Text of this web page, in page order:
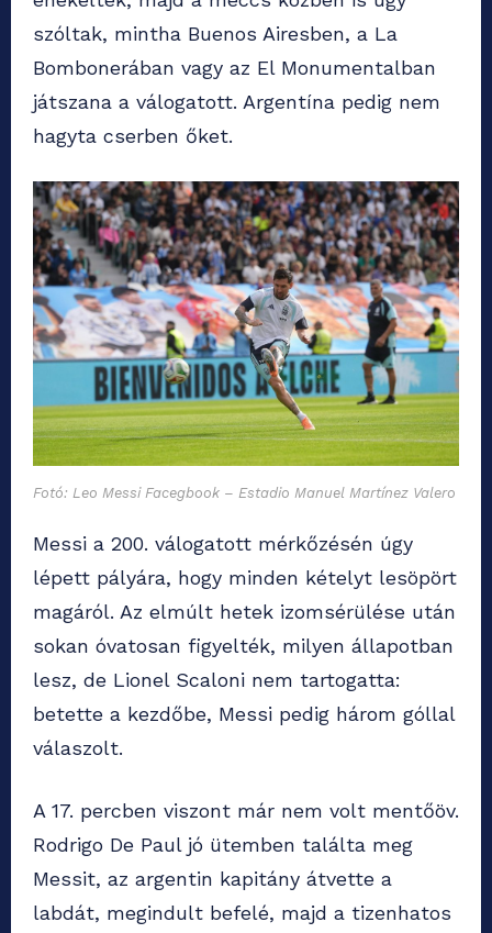
szóltak, mintha Buenos Airesben, a La
Bombonerában vagy az El Monumentalban
játszana a válogatott. Argentína pedig nem
hagyta cserben őket.
Fotó: Leo Messi Facegbook – Estadio Manuel Martínez Valero
Messi a 200. válogatott mérkőzésén úgy
lépett pályára, hogy minden kételyt lesöpört
magáról. Az elmúlt hetek izomsérülése után
sokan óvatosan figyelték, milyen állapotban
lesz, de Lionel Scaloni nem tartogatta:
betette a kezdőbe, Messi pedig három góllal
válaszolt.
A 17. percben viszont már nem volt mentőöv.
Rodrigo De Paul jó ütemben találta meg
Messit, az argentin kapitány átvette a
labdát, megindult befelé, majd a tizenhatos